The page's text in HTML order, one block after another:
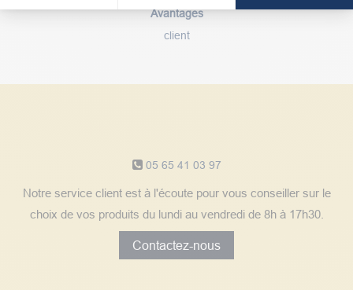
Avantages
client
05 65 41 03 97
Notre service client est à l'écoute pour vous conseiller sur le
choix de vos produits du lundi au vendredi de 8h à 17h30.
Contactez-nous